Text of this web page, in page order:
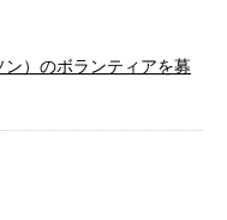
）のボランティアを募